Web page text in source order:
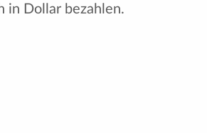
in Dollar bezahlen.